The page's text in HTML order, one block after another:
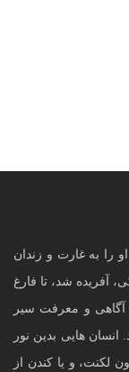
را به غارت و زندان
آفریده شد، تا فارغ
آگاهی و معرفت سیر
انسان هایی بدین نور
لکنت، و یا کندن از